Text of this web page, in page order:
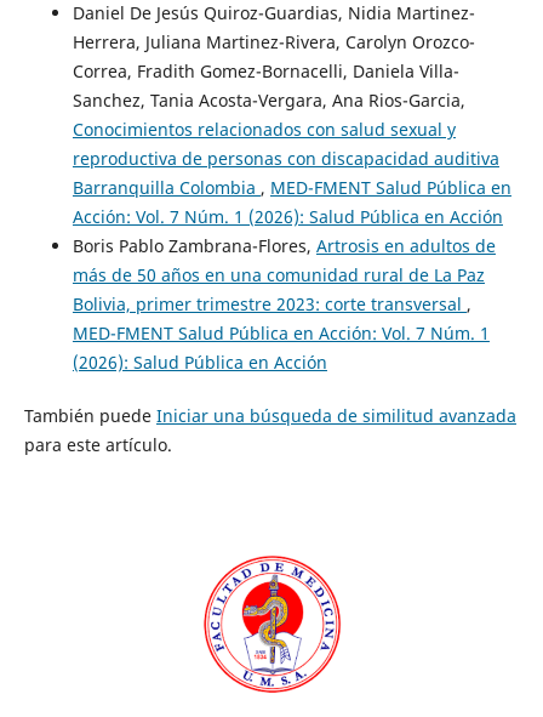
Daniel De Jesús Quiroz-Guardias, Nidia Martinez-
Herrera, Juliana Martinez-Rivera, Carolyn Orozco-
Correa, Fradith Gomez-Bornacelli, Daniela Villa-
Sanchez, Tania Acosta-Vergara, Ana Rios-Garcia,
Conocimientos relacionados con salud sexual y
reproductiva de personas con discapacidad auditiva
Barranquilla Colombia , MED-FMENT Salud Pública en
Acción: Vol. 7 Núm. 1 (2026): Salud Pública en Acción
Boris Pablo Zambrana-Flores, Artrosis en adultos de
más de 50 años en una comunidad rural de La Paz
Bolivia, primer trimestre 2023: corte transversal ,
MED-FMENT Salud Pública en Acción: Vol. 7 Núm. 1
(2026): Salud Pública en Acción
También puede Iniciar una búsqueda de similitud avanzada
para este artículo.